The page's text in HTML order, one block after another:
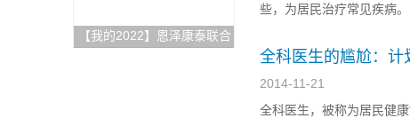
【我的2022】恩泽康泰联合
些，为居民治疗常见疾病
位。 计划数的一半都没招
全科医生的尴尬：计
2014-11-21
全科医生，被称为居民健